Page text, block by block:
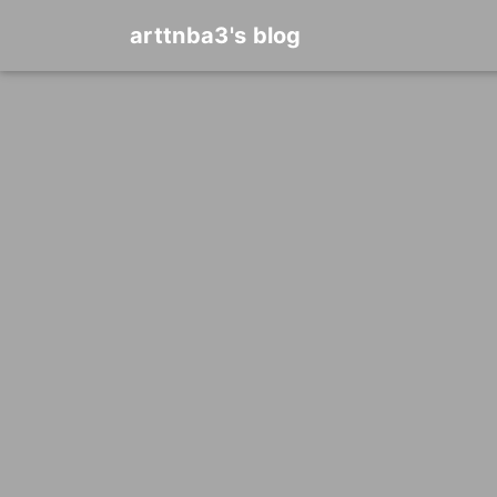
arttnba3's blog